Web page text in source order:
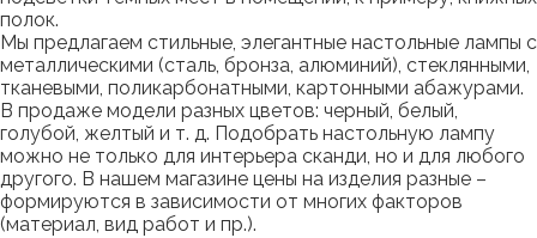
полок.
Мы предлагаем стильные, элегантные настольные лампы с
металлическими (сталь, бронза, алюминий), стеклянными,
тканевыми, поликарбонатными, картонными абажурами.
В продаже модели разных цветов: черный, белый,
голубой, желтый и т. д. Подобрать настольную лампу
можно не только для интерьера сканди, но и для любого
другого. В нашем магазине цены на изделия разные –
формируются в зависимости от многих факторов
(материал, вид работ и пр.).